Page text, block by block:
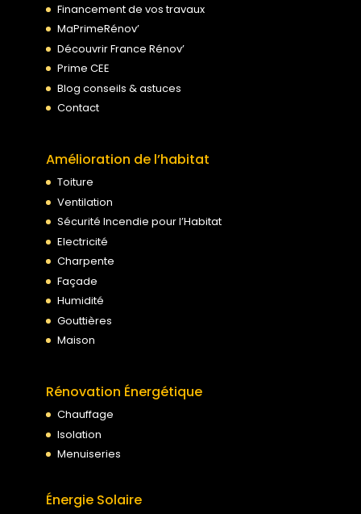
Financement de vos travaux
MaPrimeRénov’
Découvrir France Rénov’
Prime CEE
Blog conseils & astuces
Contact
Amélioration de l’habitat
Toiture
Ventilation
Sécurité Incendie pour l’Habitat
Electricité
Charpente
Façade
Humidité
Gouttières
Maison
Rénovation Énergétique
Chauffage
Isolation
Menuiseries
Énergie Solaire